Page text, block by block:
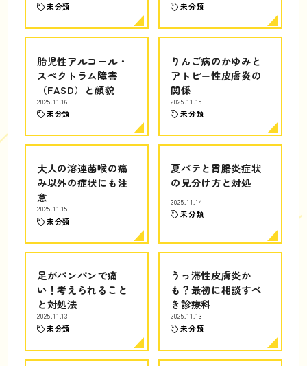
未分類 未分類
胎児性アルコール・
スペクトラム障害
（FASD）と顔貌
2025.11.16
未分類
りんご病のかゆみと
アトピー性皮膚炎の
関係
2025.11.15
未分類
大人の溶連菌喉の痛
み以外の症状にも注
意
2025.11.15
未分類
夏バテと胃腸炎症状
の見分け方と対処
2025.11.14
未分類
足がパンパンで痛
い！考えられること
と対処法
2025.11.13
未分類
うっ滞性皮膚炎か
も？最初に相談すべ
き診療科
2025.11.13
未分類